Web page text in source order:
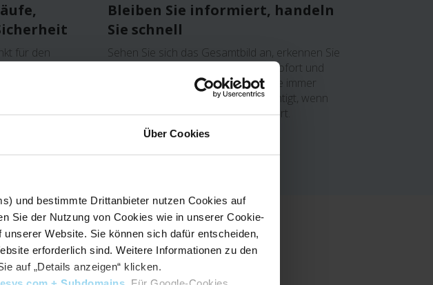
Über Cookies
und bestimmte Drittanbieter nutzen Cookies auf
Sie der Nutzung von Cookies wie in unserer Cookie-
Website. Sie können sich dafür entscheiden,
erforderlich sind. Weitere Informationen zu den
auf „Details anzeigen“ klicken.
für den
Bleiben Sie informiert, handeln
Sie schnell
Sehen Sie sich das Gesamtbild an, erkennen Sie
Vorfälle schnell und reagieren Sie sofort und
proaktiv mit Sicherheitssoftware, die immer
eingeschaltet ist und Sie benachrichtigt, wenn
etwas Ihre Aufmerksamkeit erfordert.